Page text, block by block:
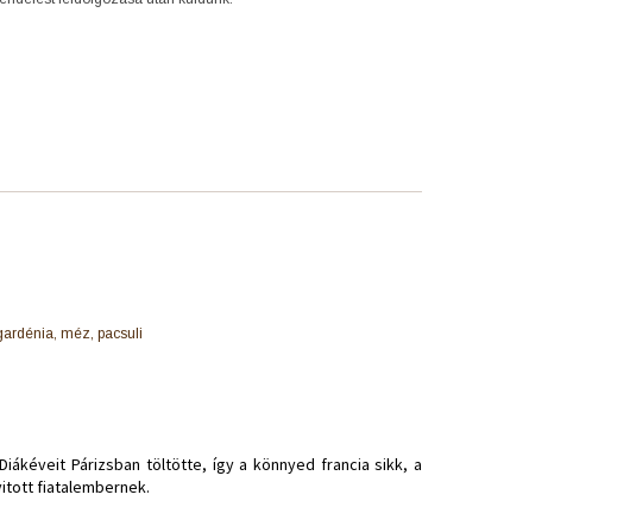
méz, pacsuli
Párizsban töltötte, így a könnyed francia sikk, a
fiatalembernek.